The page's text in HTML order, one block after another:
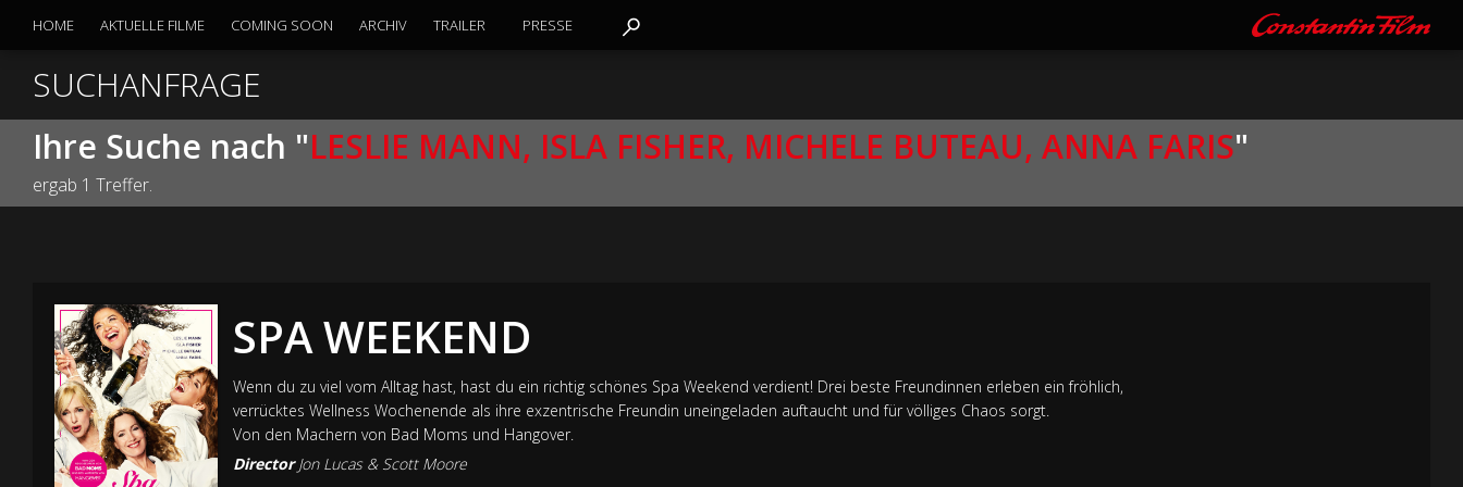
SUCHANFRAGE
Ihre Suche nach "LESLIE MANN, ISLA FISHER, MICHELE BUTEAU, ANNA FARIS"
ergab 1 Treffer.
SPA WEEKEND
Wenn du zu viel vom Alltag hast, hast du ein richtig schönes Spa Weekend verdient! Drei beste Freundinnen erleben ein fröhlich,
verrücktes Wellness Wochenende als ihre exzentrische Freundin uneingeladen auftaucht und für völliges Chaos sorgt.
Von den Machern von Bad Moms und Hangover.
Director Jon Lucas & Scott Moore
HOME AKTUELLE FILME COMING SOON ARCHIV TRAILER PRESSE